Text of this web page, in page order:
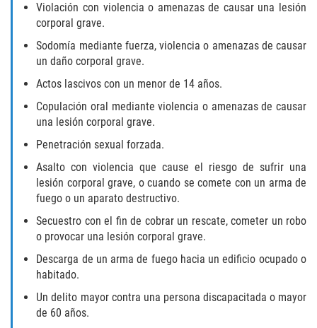
Delitos por los cuales un menor
Derechos de los padres en casos de
menores de edad
Desviación Informal Juvenil
La Ley de Tres Strikes
Libertad Condicional para Menores
Petición Aceptada
Sello de Registros Juveniles
Violación con violencia o amenazas de causar una lesión
corporal grave.
Sodomía mediante fuerza, violencia o amenazas de causar
un daño corporal grave.
Actos lascivos con un menor de 14 años.
Copulación oral mediante violencia o amenazas de causar
una lesión corporal grave.
Penetración sexual forzada.
Asalto con violencia que cause el riesgo de sufrir una
lesión corporal grave, o cuando se comete con un arma de
fuego o un aparato destructivo.
Secuestro con el fin de cobrar un rescate, cometer un robo
o provocar una lesión corporal grave.
Descarga de un arma de fuego hacia un edificio ocupado o
habitado.
Un delito mayor contra una persona discapacitada o mayor
de 60 años.